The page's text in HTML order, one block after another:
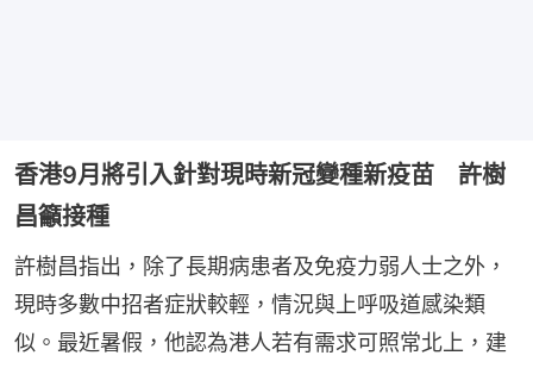
香港9月將引入針對現時新冠變種新疫苗 許樹
昌籲接種
許樹昌指出，除了長期病患者及免疫力弱人士之外，
現時多數中招者症狀較輕，情況與上呼吸道感染類
似。最近暑假，他認為港人若有需求可照常北上，建